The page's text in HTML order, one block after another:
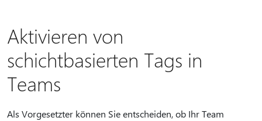
Aktivieren von
schichtbasierten Tags in
Teams
Als Vorgesetzter können Sie entscheiden, ob Ihr Team